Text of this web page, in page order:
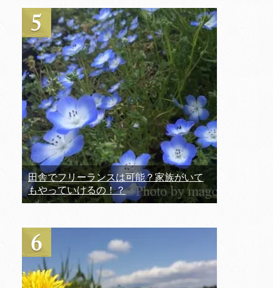
田舎でフリーランスは可能？家族がいて
もやっていけるの！？